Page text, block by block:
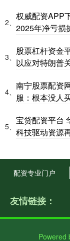
2、
权威配资APP
2025年净亏损
3、
股票杠杆资金
以应对特朗普
4、
南宁股票配资
服：根本没人
5、
宝贷配资平台
科技驱动资源
配资专业门户
友情链接：
Powered